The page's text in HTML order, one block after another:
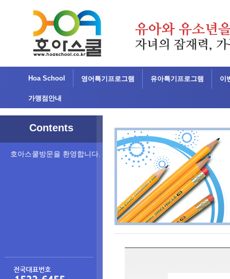
Hoa School 영어특기프로그램 유아특기프로그램 이
가맹점안내
Contents
호아스쿨방문을 환영합니다.